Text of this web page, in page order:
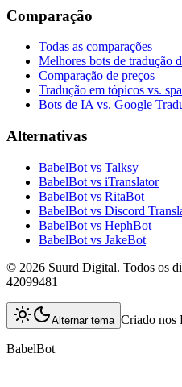
Comparação
Todas as comparações
Melhores bots de tradução
Comparação de preços
Tradução em tópicos vs.
Bots de IA vs. Google
Alternativas
BabelBot vs Talksy
BabelBot vs iTranslator
BabelBot vs RitaBot
BabelBot vs Discord
BabelBot vs HephBot
BabelBot vs JakeBot
© 2026 Suurd Digital. Todos os
42099481
Alternar tema Criado nos
BabelBot